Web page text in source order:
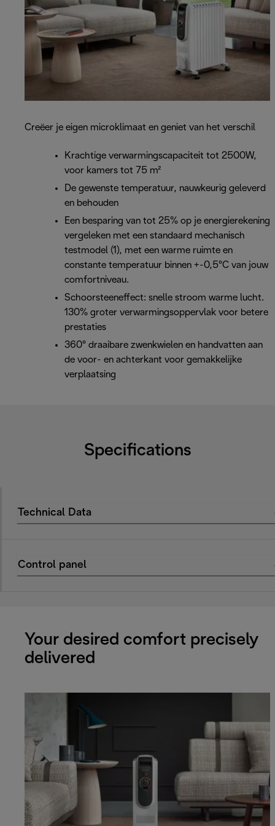
Creëer je eigen microklimaat en geniet van het verschil
Krachtige verwarmingscapaciteit tot 2500W,
voor kamers tot 75 m²
De gewenste temperatuur, nauwkeurig geleverd
en behouden
Een besparing van tot 25% op je energierekening
vergeleken met een standaard mechanisch
testmodel (1), met een warme ruimte en
constante temperatuur binnen +-0,5°C van jouw
comfortniveau.
Schoorsteeneffect: snelle stroom warme lucht.
130% groter verwarmingsoppervlak voor betere
prestaties
360° draaibare zwenkwielen en handvatten aan
de voor- en achterkant voor gemakkelijke
verplaatsing
Specifications
Technical Data
Control panel
Your desired comfort precisely
delivered